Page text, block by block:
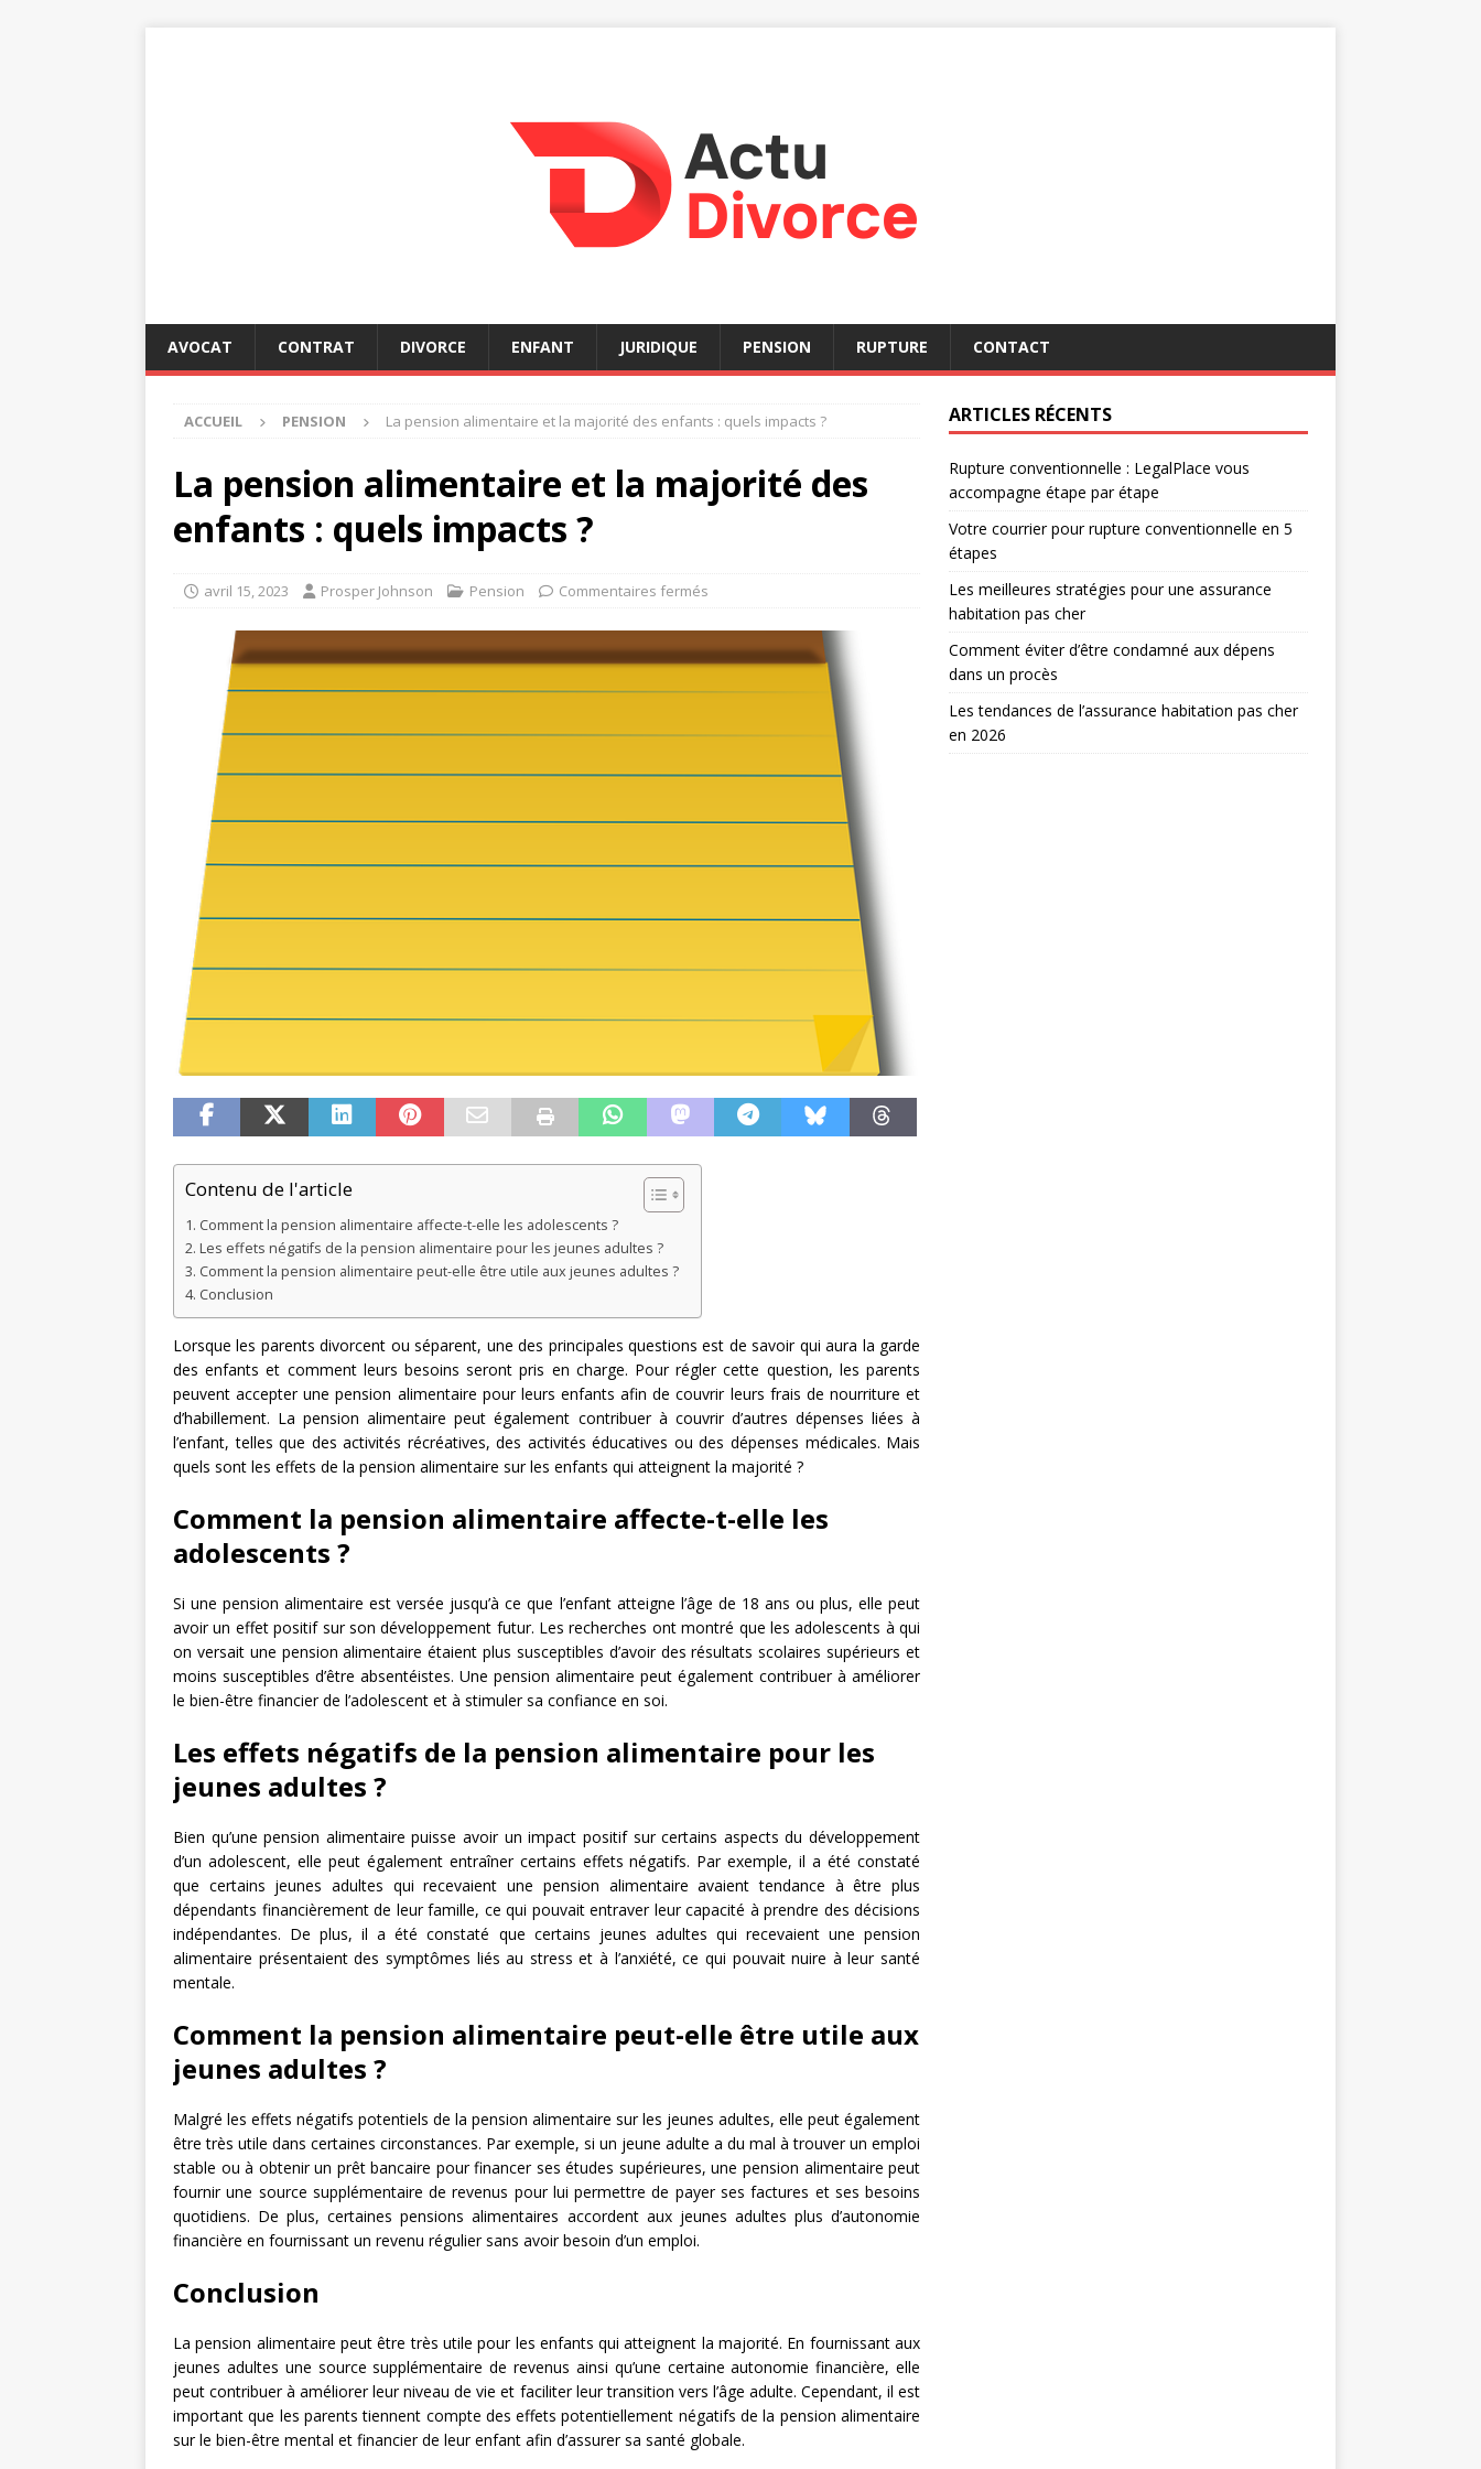
AVOCAT CONTRAT DIVORCE ENFANT JURIDIQUE PENSION RUPTURE CONTACT
ACCUEIL PENSION La pension alimentaire et la majorité des enfants : quels impacts ?
La pension alimentaire et la majorité des
enfants : quels impacts ?
avril 15, 2023 Prosper Johnson Pension Commentaires fermés
Contenu de l'article
Comment la pension alimentaire affecte-t-elle les adolescents ?
Les effets négatifs de la pension alimentaire pour les jeunes adultes ?
Comment la pension alimentaire peut-elle être utile aux jeunes adultes ?
Conclusion
Lorsque les parents divorcent ou séparent, une des principales questions est de savoir qui aura la garde
des enfants et comment leurs besoins seront pris en charge. Pour régler cette question, les parents
peuvent accepter une pension alimentaire pour leurs enfants afin de couvrir leurs frais de nourriture et
d’habillement. La pension alimentaire peut également contribuer à couvrir d’autres dépenses liées à
l’enfant, telles que des activités récréatives, des activités éducatives ou des dépenses médicales. Mais
quels sont les effets de la pension alimentaire sur les enfants qui atteignent la majorité ?
Comment la pension alimentaire affecte-t-elle les
adolescents ?
Si une pension alimentaire est versée jusqu’à ce que l’enfant atteigne l’âge de 18 ans ou plus, elle peut
avoir un effet positif sur son développement futur. Les recherches ont montré que les adolescents à qui
on versait une pension alimentaire étaient plus susceptibles d’avoir des résultats scolaires supérieurs et
moins susceptibles d’être absentéistes. Une pension alimentaire peut également contribuer à améliorer
le bien-être financier de l’adolescent et à stimuler sa confiance en soi.
Les effets négatifs de la pension alimentaire pour les
jeunes adultes ?
Bien qu’une pension alimentaire puisse avoir un impact positif sur certains aspects du développement
d’un adolescent, elle peut également entraîner certains effets négatifs. Par exemple, il a été constaté
que certains jeunes adultes qui recevaient une pension alimentaire avaient tendance à être plus
dépendants financièrement de leur famille, ce qui pouvait entraver leur capacité à prendre des décisions
indépendantes. De plus, il a été constaté que certains jeunes adultes qui recevaient une pension
alimentaire présentaient des symptômes liés au stress et à l’anxiété, ce qui pouvait nuire à leur santé
mentale.
Comment la pension alimentaire peut-elle être utile aux
jeunes adultes ?
Malgré les effets négatifs potentiels de la pension alimentaire sur les jeunes adultes, elle peut également
être très utile dans certaines circonstances. Par exemple, si un jeune adulte a du mal à trouver un emploi
stable ou à obtenir un prêt bancaire pour financer ses études supérieures, une pension alimentaire peut
fournir une source supplémentaire de revenus pour lui permettre de payer ses factures et ses besoins
quotidiens. De plus, certaines pensions alimentaires accordent aux jeunes adultes plus d’autonomie
financière en fournissant un revenu régulier sans avoir besoin d’un emploi.
Conclusion
La pension alimentaire peut être très utile pour les enfants qui atteignent la majorité. En fournissant aux
jeunes adultes une source supplémentaire de revenus ainsi qu’une certaine autonomie financière, elle
peut contribuer à améliorer leur niveau de vie et faciliter leur transition vers l’âge adulte. Cependant, il est
important que les parents tiennent compte des effets potentiellement négatifs de la pension alimentaire
sur le bien-être mental et financier de leur enfant afin d’assurer sa santé globale.
ARTICLES RÉCENTS
Rupture conventionnelle : LegalPlace vous
accompagne étape par étape
Votre courrier pour rupture conventionnelle en 5
étapes
Les meilleures stratégies pour une assurance
habitation pas cher
Comment éviter d’être condamné aux dépens
dans un procès
Les tendances de l’assurance habitation pas cher
en 2026